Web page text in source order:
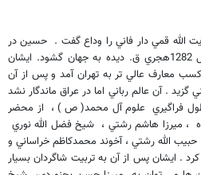
در سال 1325 ه ش آيت الله قمي دار فاني را وداع گفت . حسين در
بيست و هشتم رجب المرجب سال 1282هجري ق. ديده به جهان گشود. ايشان
معارف عالي تر به تهران آمد و پس از آن
. آن عالم رباني اما در عراق ماندگار نشد
فراگيري علوم آل محمد( ص ) ، از محضر
، ميرزا هاشم رشتي ، ‌ شيخ فضل الله نوري
الله رشتي ،‌ آخوند محمدكاظم خراساني و
ايشان پس از آن به تربيت شاگردان بسيار